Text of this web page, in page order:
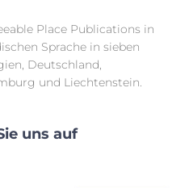
Place Publications in
Sprache in sieben
Deutschland,
und Liechtenstein.
uns auf